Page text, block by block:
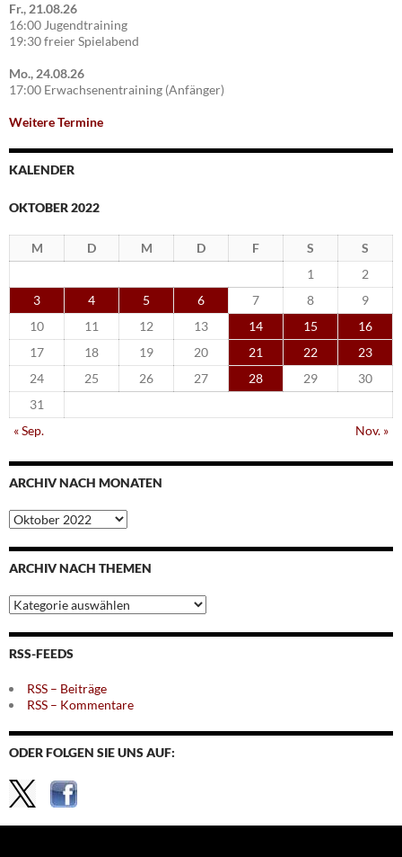
Fr., 21.08.26
16:00 Jugendtraining
19:30 freier Spielabend
Mo., 24.08.26
17:00 Erwachsenentraining (Anfänger)
Weitere Termine
KALENDER
OKTOBER 2022
M D M D F S
S
1
2
3
4 5 6 7 8
9
10
11 12 13 14 15
16
17
18 19 20 21 22
23
24
25 26 27 28 29
30
31
« Sep.
Nov. »
ARCHIV NACH MONATEN
Archiv
nach
Monaten
ARCHIV NACH THEMEN
Archiv
nach
Themen
RSS-FEEDS
RSS – Beiträge
RSS – Kommentare
ODER FOLGEN SIE UNS AUF: